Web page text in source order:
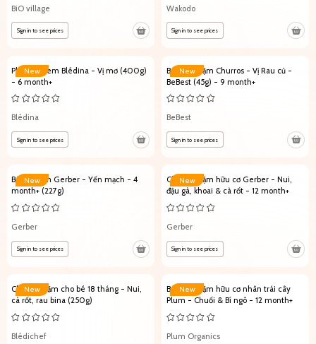
BiO village
Sign in to see prices
Wakodo
Sign in to see prices
New
Phô mai kem Blédina - Vị mơ (400g)
- 6 month+
Blédina
Sign in to see prices
New
Bánh ăn dặm Churros - Vị Rau củ -
BeBest (45g) - 9 month+
BeBest
Sign in to see prices
New
Bột ăn dặm Gerber - Yến mạch - 4
month+ (227g)
Gerber
Sign in to see prices
New
Cháo ăn dặm hữu cơ Gerber - Nui,
đậu gà, khoai & cà rốt - 12 month+
Gerber
Sign in to see prices
New
Cháo ăn dặm cho bé 18 tháng - Nui,
cà rốt, rau bina (250g)
Blédichef
New
Bánh ăn dặm hữu cơ nhân trái cây
Plum - Chuối & Bí ngô - 12 month+
Plum Organics